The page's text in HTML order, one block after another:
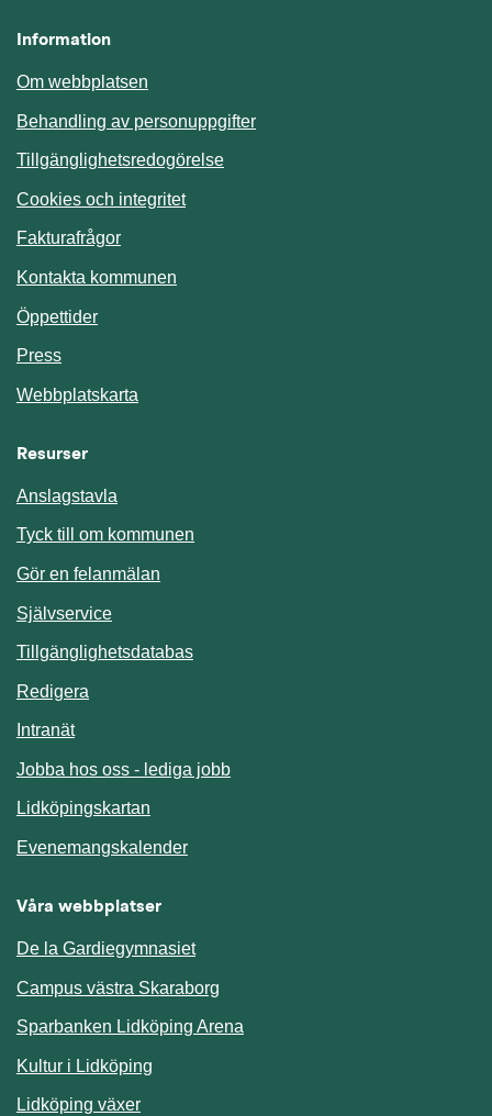
Information
Om webbplatsen
Behandling av personuppgifter
Tillgänglighetsredogörelse
Cookies och integritet
Fakturafrågor
Kontakta kommunen
Öppettider
Press
Webbplatskarta
Resurser
Anslagstavla
Tyck till om kommunen
Gör en felanmälan
SjälvserviceLänk till annan webbplats.
TillgänglighetsdatabasLänk till annan webbplats.
Redigera
IntranätLänk till annan webbplats.
Jobba hos oss - lediga jobb
Lidköpingskartan
EvenemangskalenderLänk till annan webbplats.
Våra webbplatser
De la Gardiegymnasiet
Campus västra Skaraborg
Sparbanken Lidköping Arena
Kultur i Lidköping
Lidköping växer